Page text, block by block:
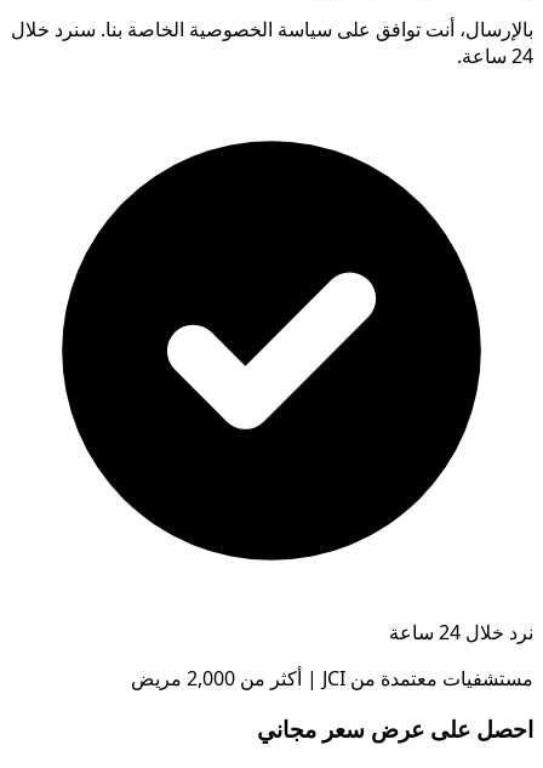
بالإرسال، أنت توافق على سياسة الخصوصية الخاصة بنا. سنرد خلال
24 ساعة.
نرد خلال 24 ساعة
مستشفيات معتمدة من JCI | أكثر من 2,000 مريض
احصل على عرض سعر مجاني